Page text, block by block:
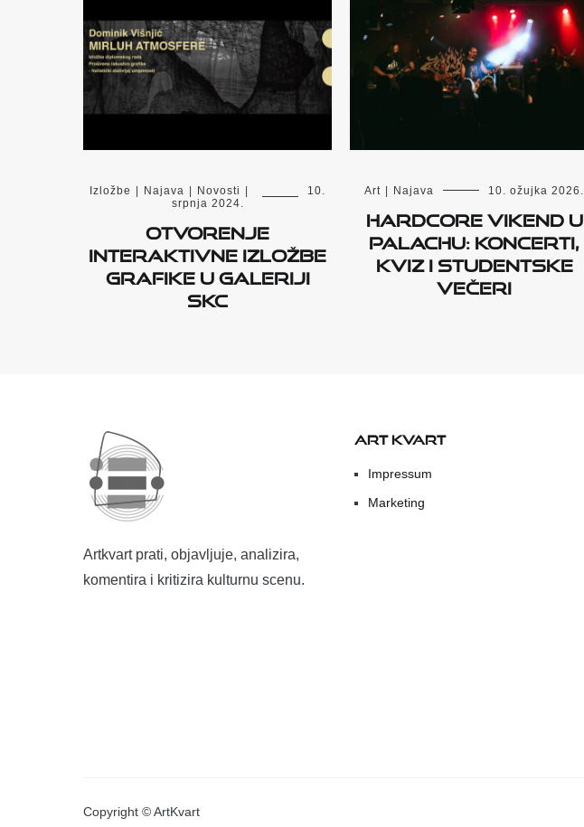
Izložbe Najava Novosti
10.
srpnja 2024.
Otvorenje
interaktivne izložbe
grafike u Galeriji
SKC
Art Najava 10. ožujka 2026.
Hardcore vikend u
Palachu: koncerti,
kviz i studentske
večeri
Artkvart prati, objavljuje, analizira,
komentira i kritizira kulturnu scenu.
ART KVART
Impressum
Marketing
Copyright © ArtKvart